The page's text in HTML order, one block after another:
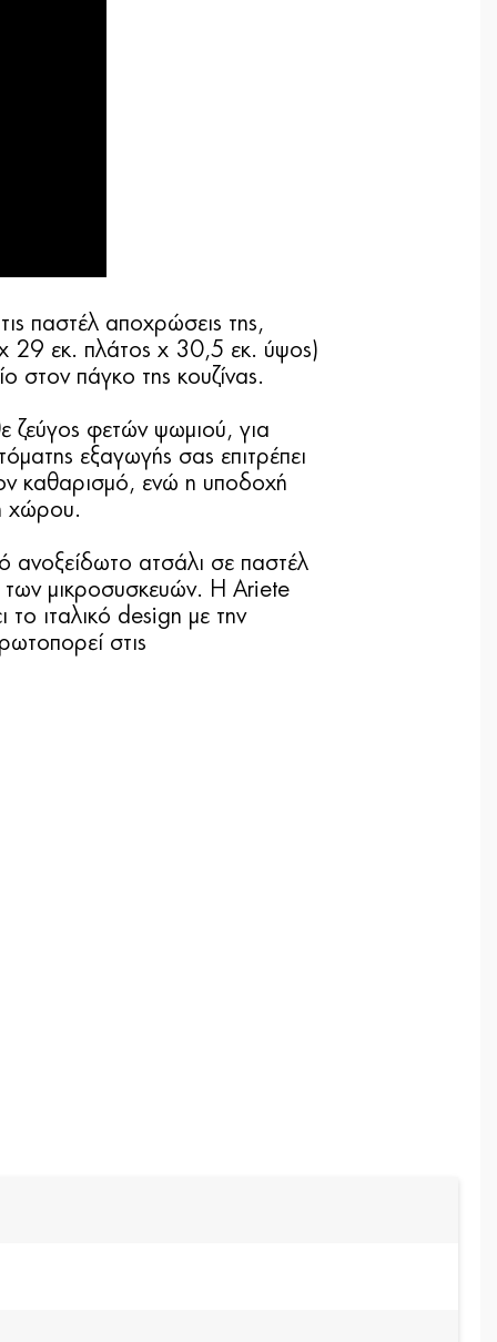
παστέλ αποχρώσεις της,
x 29 εκ. πλάτος x 30,5 εκ. ύψος)
στον πάγκο της κουζίνας.
ζεύγος φετών ψωμιού, για
εξαγωγής σας επιτρέπει
καθαρισμό, ενώ η υποδοχή
χώρου.
ανοξείδωτο ατσάλι σε παστέλ
των μικροσυσκευών. Η Ariete
το ιταλικό design με την
στις